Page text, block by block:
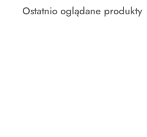
statusie:
Produkty
Ostatnio oglądane produkty